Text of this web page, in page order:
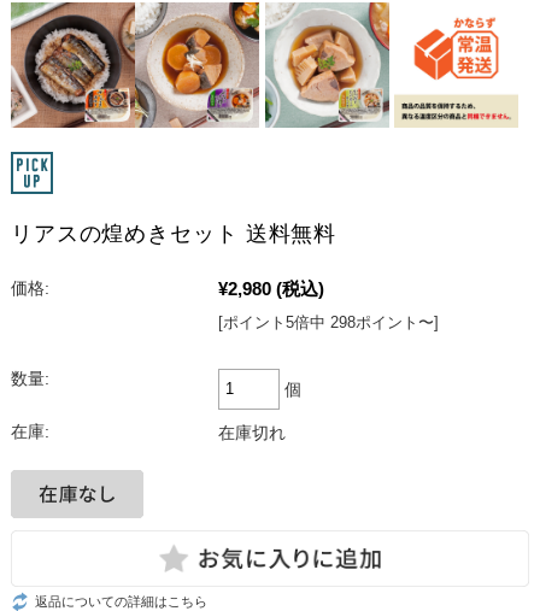
リアスの煌めきセット 送料無料
価格: ¥2,980 (税込)
[ポイント5倍中 298ポイント〜]
数量:
個
在庫: 在庫切れ
返品についての詳細はこちら